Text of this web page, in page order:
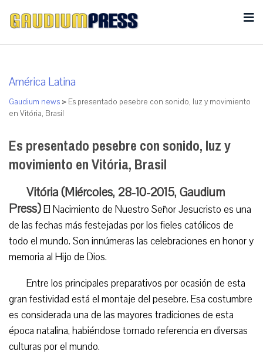
América Latina
Gaudium news > Es presentado pesebre con sonido, luz y movimiento
en Vitória, Brasil
Es presentado pesebre con sonido, luz y
movimiento en Vitória, Brasil
Vitória (Miércoles, 28-10-2015, Gaudium
Press)El Nacimiento de Nuestro Señor Jesucristo es una
de las fechas más festejadas por los fieles católicos de
todo el mundo. Son innúmeras las celebraciones en honor y
memoria al Hijo de Dios.
Entre los principales preparativos por ocasión de esta
gran festividad está el montaje del pesebre. Esa costumbre
es considerada una de las mayores tradiciones de esta
época natalina, habiéndose tornado referencia en diversas
culturas por el mundo.